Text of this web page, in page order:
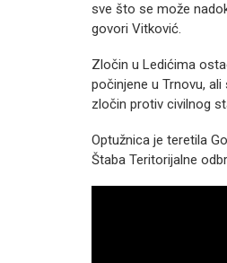
sve što se može
govori Vitković.
Zločin u Ledićima
počinjene u Trnovu,
zločin protiv civilnog
Optužnica je teretila
Štaba Teritorijalne